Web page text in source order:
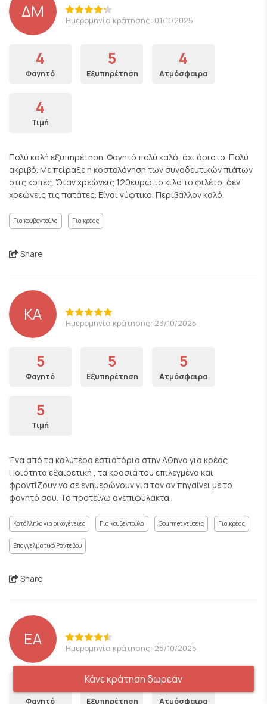
ΔΜ Ημερομηνία κράτησης: 01/11/2025
4
Φαγητό
5
Εξυπηρέτηση
4
Ατμόσφαιρα
4
Τιμή
Πολύ καλή εξυπηρέτηση. Φαγητό πολύ καλό, όχι άριστο. Πολύ
ακριβό. Με πείραξε η κοστολόγηση των συνοδευτικών πιάτων
στις κοπές. Όταν χρεώνεις 120ευρώ το κιλό το φιλέτο, δεν
χρεώνεις τις πατάτες. Είναι γύφτικο. Περιβάλλον καλό,
Για κουβεντούλα Για κρέας
Share
ΚΑ Ημερομηνία κράτησης: 23/10/2025
5
Φαγητό
5
Εξυπηρέτηση
5
Ατμόσφαιρα
5
Τιμή
Ένα από τα καλύτερα εστιατόρια στην Αθήνα για κρέας.
Ποιότητα εξαιρετική , τα κρασιά του επιλεγμένα και
φροντίζουν να σε ενημερώνουν για τον αν πηγαίνει με το
φαγητό σου. Το προτείνω ανεπιφύλακτα.
Κατάλληλο για οικογένειες Για κουβεντούλα Gourmet γεύσεις Για κρέας
Επαγγελματικό Ραντεβού
Share
EA Ημερομηνία κράτησης: 25/10/2025
Φαγητό
5
Εξυπηρέτηση
4
Ατμόσφαιρα
Κάνε κράτηση δωρεάν